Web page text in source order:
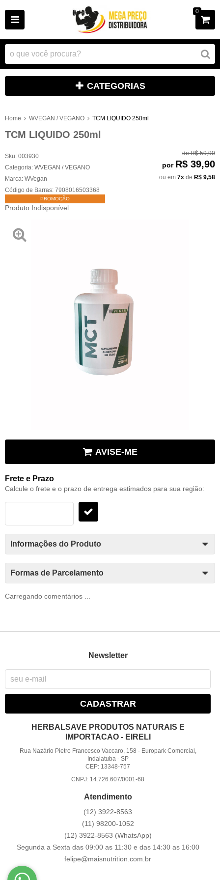
0
CATEGORIAS
Home WVEGAN / VEGANO TCM LIQUIDO 250ml
TCM LIQUIDO 250ml
Sku: 003930
Categoria: WVEGAN / VEGANO
Marca: WVegan
Código de Barras: 7908016503368
PROMOÇÃO
Produto Indisponível
de R$ 59,90
por R$ 39,90
ou em 7x de R$ 9,58
AVISE-ME
Frete e Prazo
Calcule o frete e o prazo de entrega estimados para sua região:
Informações do Produto
Formas de Parcelamento
Carregando comentários ...
Newsletter
CADASTRAR
HERBALSAVE PRODUTOS NATURAIS E
IMPORTACAO - EIRELI
Rua Nazário Pietro Francesco Vaccaro, 158 - Europark Comercial,
Indaiatuba- SP
CEP: 13348-757
CNPJ: 14.726.607/0001-68
Atendimento
(12) 3922-8563
(11) 98200-1052
(12) 3922-8563 (WhatsApp)
Segunda a Sexta das 09:00 as 11:30 e das 14:30 as 16:00
felipe@maisnutrition.com.br